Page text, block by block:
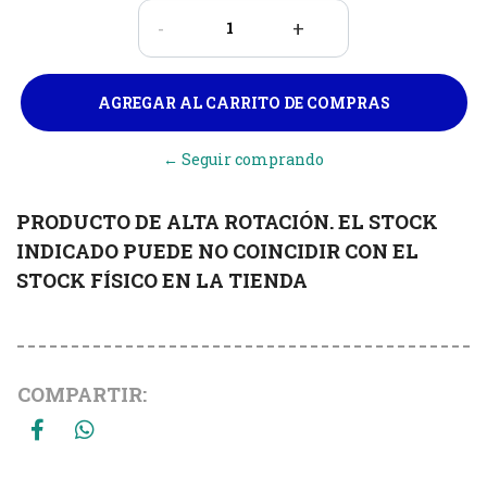
- +
← Seguir comprando
PRODUCTO DE ALTA ROTACIÓN. EL STOCK
INDICADO PUEDE NO COINCIDIR CON EL
STOCK FÍSICO EN LA TIENDA
COMPARTIR: